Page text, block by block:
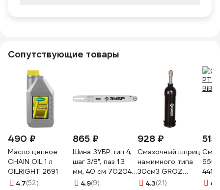
Сопутствующие товары
490 ₽
Масло цепное
CHAIN OIL 1 л
OILRIGHT 2691
4.7(52)
865 ₽
Шина ЗУБР тип 4,
шаг 3/8", паз 1.3
мм, 40 см 70204-
404.9(9)
928 ₽
Смазочный шприц
нажимного типа
30см3 GROZ
GR43100 - G6P
4.3(21)
515
650
4410
4.6